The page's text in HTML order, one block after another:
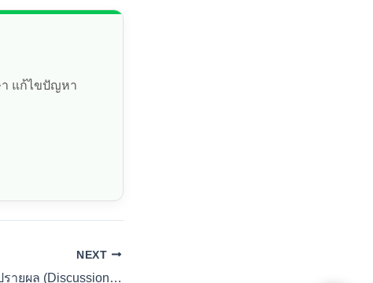
า แก้ไขปัญหา
NEXT
วิธีการเขียนอภิปรายผล (Discussion): เชื่อมโยงทฤษฎี